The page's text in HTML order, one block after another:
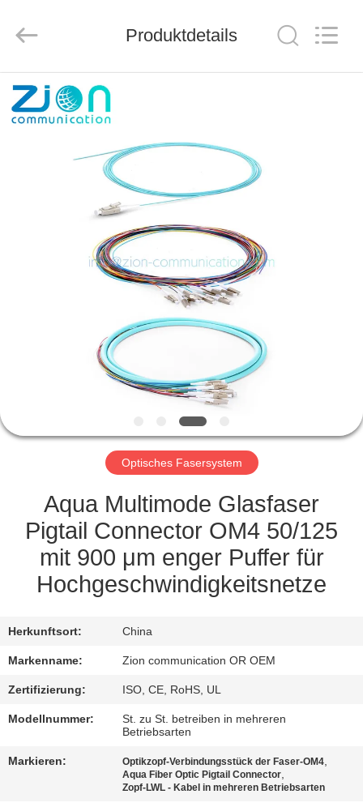
HAUS
FABRIK-
QUALITÄTSKONTROLLE
SIE
MIT
VERBINDUNG
FORDERN
SIE EIN
ZITAT
SITEMAP
POLICY
LTD.
Produktdetails
Optisches Fasersystem
Aqua Multimode Glasfaser
Pigtail Connector OM4 50/125
mit 900 μm enger Puffer für
Hochgeschwindigkeitsnetze
Herkunftsort: China
Markenname: Zion communication OR OEM
Zertifizierung: ISO, CE, RoHS, UL
Modellnummer:
St. zu St. betreiben in mehreren
Betriebsarten
Markieren: Optikzopf-Verbindungsstück der Faser-OM4,
Aqua Fiber Optic Pigtail Connector,
Zopf-LWL - Kabel in mehreren Betriebsarten